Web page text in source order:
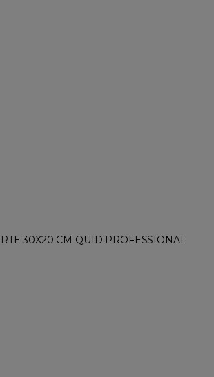
30X20 CM QUID PROFESSIONAL